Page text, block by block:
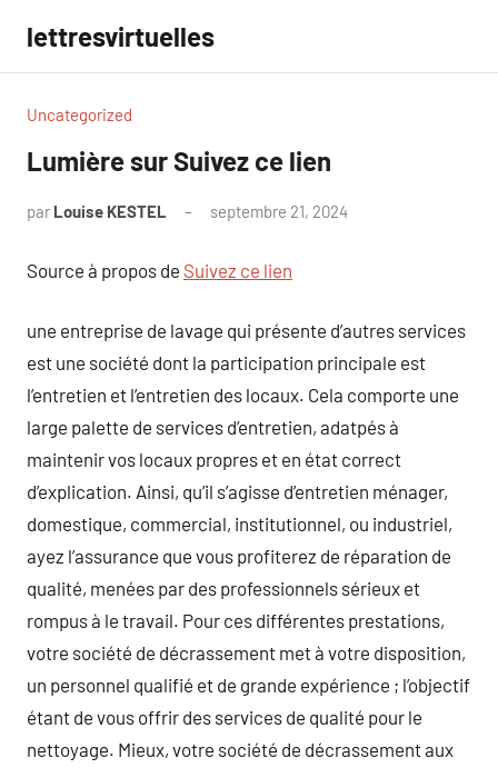
contenu
lettresvirtuelles
Uncategorized
Lumière sur Suivez ce lien
par Louise KESTEL septembre 21, 2024
Source à propos de Suivez ce lien
une entreprise de lavage qui présente d’autres services
est une société dont la participation principale est
l’entretien et l’entretien des locaux. Cela comporte une
large palette de services d’entretien, adatpés à
maintenir vos locaux propres et en état correct
d’explication. Ainsi, qu’il s’agisse d’entretien ménager,
domestique, commercial, institutionnel, ou industriel,
ayez l’assurance que vous profiterez de réparation de
qualité, menées par des professionnels sérieux et
rompus à le travail. Pour ces différentes prestations,
votre société de décrassement met à votre disposition,
un personnel qualifié et de grande expérience ; l’objectif
étant de vous offrir des services de qualité pour le
nettoyage. Mieux, votre société de décrassement aux